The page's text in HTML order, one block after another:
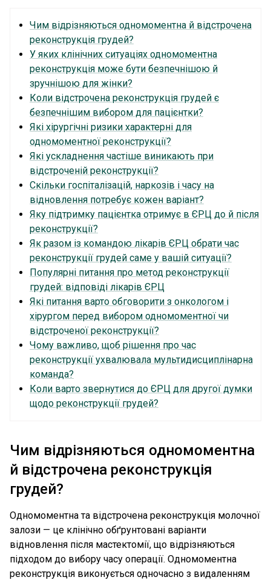
Чим відрізняються одномоментна й відстрочена
реконструкція грудей?
У яких клінічних ситуаціях одномоментна
реконструкція може бути безпечнішою й
зручнішою для жінки?
Коли відстрочена реконструкція грудей є
безпечнішим вибором для пацієнтки?
Які хірургічні ризики характерні для
одномоментної реконструкції?
Які ускладнення частіше виникають при
відстроченій реконструкції?
Скільки госпіталізацій, наркозів і часу на
відновлення потребує кожен варіант?
Яку підтримку пацієнтка отримує в ЄРЦ до й після
реконструкції?
Як разом із командою лікарів ЄРЦ обрати час
реконструкції грудей саме у вашій ситуації?
Популярні питання про метод реконструкції
грудей: відповіді лікарів ЄРЦ
Які питання варто обговорити з онкологом і
хірургом перед вибором одномоментної чи
відстроченої реконструкції?
Чому важливо, щоб рішення про час
реконструкції ухвалювала мультидисциплінарна
команда?
Коли варто звернутися до ЄРЦ для другої думки
щодо реконструкції грудей?
Чим відрізняються одномоментна
й відстрочена реконструкція
грудей?
Одномоментна та відстрочена реконструкція молочної
залози — це клінічно обґрунтовані варіанти
відновлення після мастектомії, що відрізняються
підходом до вибору часу операції. Одномоментна
реконструкція виконується одночасно з видаленням